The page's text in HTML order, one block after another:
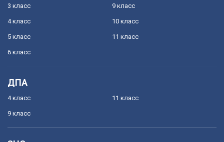
3 класс
4 класс
5 класс
6 класс
9 класс
10 класс
11 класс
ДПА
4 класс
9 класс
11 класс